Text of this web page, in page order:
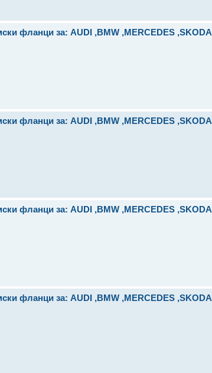
фланци за: AUDI ,BMW ,MERCEDES ,SKODA
фланци за: AUDI ,BMW ,MERCEDES ,SKODA
фланци за: AUDI ,BMW ,MERCEDES ,SKODA
фланци за: AUDI ,BMW ,MERCEDES ,SKODA